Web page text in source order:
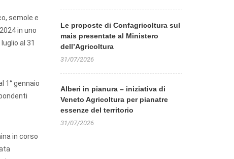
semole e
in uno
al 31
1° gennaio
in corso
Le proposte di Confagricoltura sul
mais presentate al Ministero
dell’Agricoltura
31/07/2026
Alberi in pianura – iniziativa di
Veneto Agricoltura per pianatre
essenze del territorio
31/07/2026